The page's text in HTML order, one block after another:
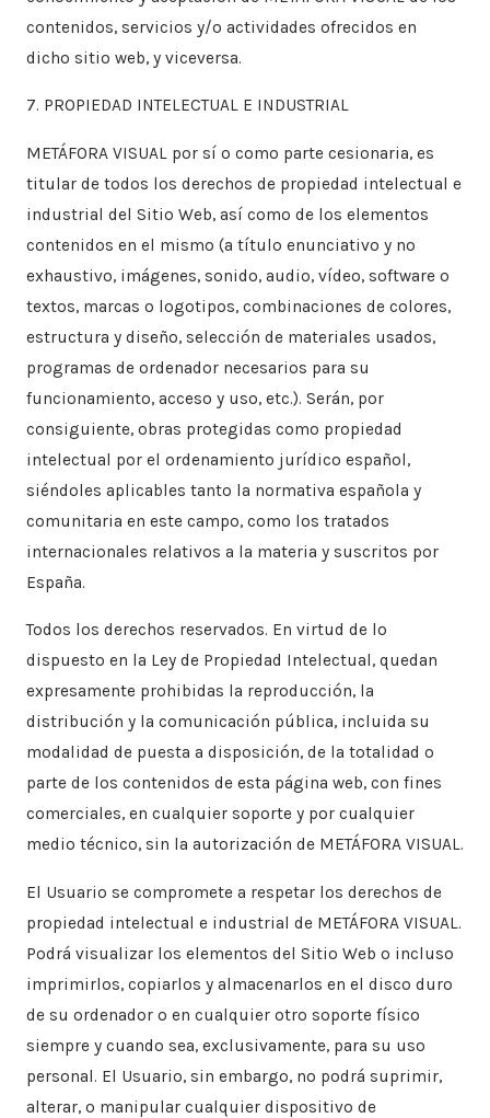
contenidos, servicios y/o actividades ofrecidos en
dicho sitio web, y viceversa.
7. PROPIEDAD INTELECTUAL E INDUSTRIAL
METÁFORA VISUAL por sí o como parte cesionaria, es
titular de todos los derechos de propiedad intelectual e
industrial del Sitio Web, así como de los elementos
contenidos en el mismo (a título enunciativo y no
exhaustivo, imágenes, sonido, audio, vídeo, software o
textos, marcas o logotipos, combinaciones de colores,
estructura y diseño, selección de materiales usados,
programas de ordenador necesarios para su
funcionamiento, acceso y uso, etc.). Serán, por
consiguiente, obras protegidas como propiedad
intelectual por el ordenamiento jurídico español,
siéndoles aplicables tanto la normativa española y
comunitaria en este campo, como los tratados
internacionales relativos a la materia y suscritos por
España.
​Todos los derechos reservados. En virtud de lo
dispuesto en la Ley de Propiedad Intelectual, quedan
expresamente prohibidas la reproducción, la
distribución y la comunicación pública, incluida su
modalidad de puesta a disposición, de la totalidad o
parte de los contenidos de esta página web, con fines
comerciales, en cualquier soporte y por cualquier
medio técnico, sin la autorización de METÁFORA VISUAL.
​El Usuario se compromete a respetar los derechos de
propiedad intelectual e industrial de METÁFORA VISUAL.
Podrá visualizar los elementos del Sitio Web o incluso
imprimirlos, copiarlos y almacenarlos en el disco duro
de su ordenador o en cualquier otro soporte físico
siempre y cuando sea, exclusivamente, para su uso
personal. El Usuario, sin embargo, no podrá suprimir,
alterar, o manipular cualquier dispositivo de